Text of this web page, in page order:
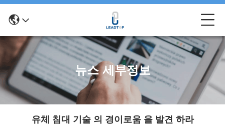
뉴스 세부정보
유체 침대 기술 의 경이로움 을 발견 하라